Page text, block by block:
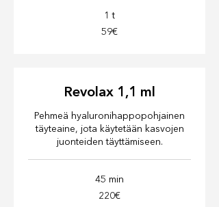
1 t
59€
Revolax 1,1 ml
Pehmeä hyaluronihappopohjainen
täyteaine, jota käytetään kasvojen
juonteiden täyttämiseen.
45 min
220€